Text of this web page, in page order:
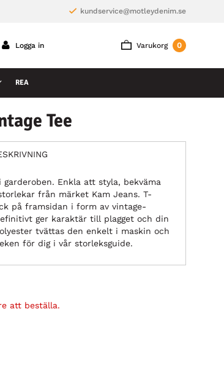
kundservice@motleydenim.se
Varukorg 0
Logga in
REA
Tee
Enkla att styla, bekväma
från märket Kam Jeans. T-
på framsidan i form av vintage-
ger karaktär till plagget och din
tvättas den enkelt i maskin och
för dig i vår storleksguide.
att beställa.